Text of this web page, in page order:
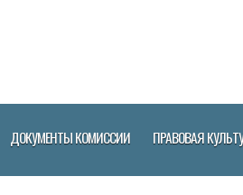
ДОКУМЕНТЫ КОМИССИИ ПРАВОВАЯ